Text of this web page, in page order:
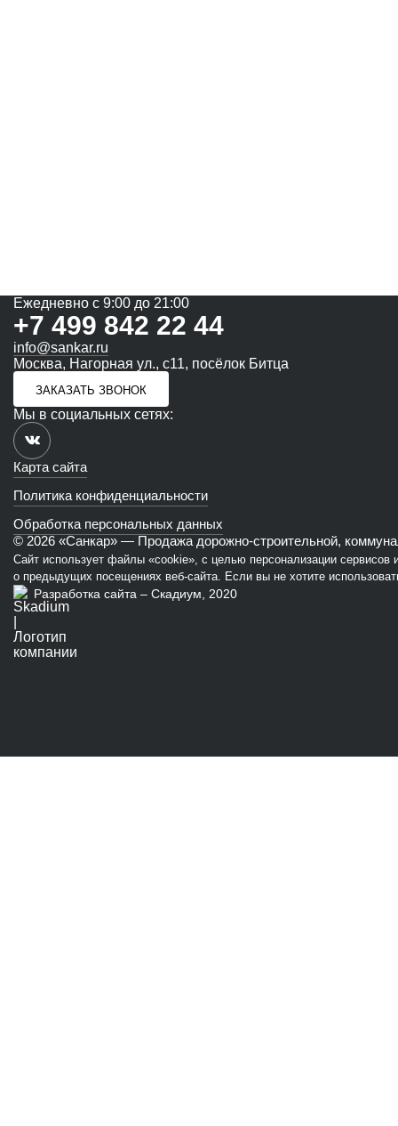
Ежедневно с 9:00 до 21:00
+7 499 842 22 44
info@sankar.ru
Москва, Нагорная ул., с11, посёлок Битца
ЗАКАЗАТЬ ЗВОНОК
Мы в социальных сетях:
Карта сайта
Политика конфиденциальности
Обработка персональных данных
© 2026 «Санкар» — Продажа дорожно-строительной,
Сайт использует файлы «cookie», с целью персонализации
о предыдущих посещениях веб-сайта. Если вы не хотите
Разработка сайта – Скадиум, 2020